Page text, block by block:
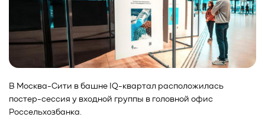
В Москва-Сити в башне IQ-квартал расположилась
постер-сессия у входной группы в головной офис
Россельхозбанка.